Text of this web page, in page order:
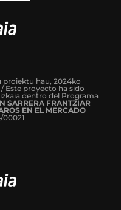
hau, 2024ko
Este proyecto ha sido
dentro del Programa
SARRERA FRANTZIAR
EN EL MERCADO
00021